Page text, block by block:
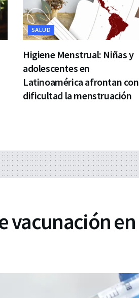
SALUD
Higiene Menstrual: Niñas y
adolescentes en
Latinoamérica afrontan con
dificultad la menstruación
vacunación en